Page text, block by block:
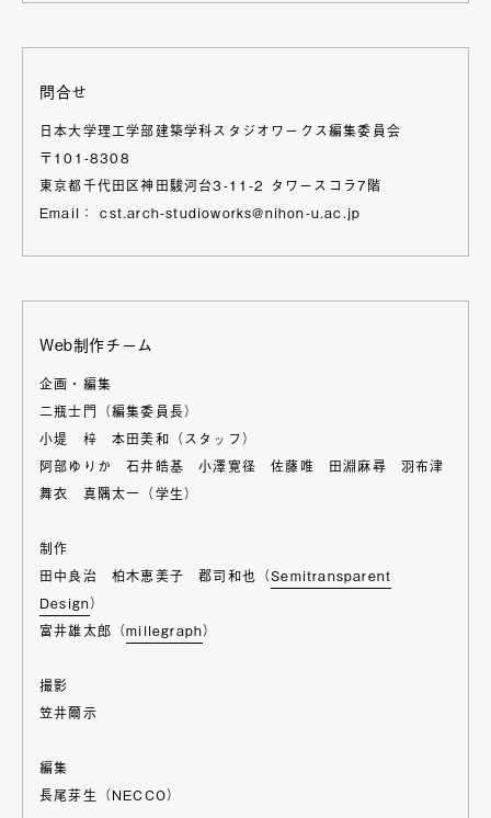
問合せ
日本大学理工学部建築学科スタジオワークス編集委員会
〒101-8308
東京都千代田区神田駿河台3-11-2 タワースコラ7階
Email： cst.arch-studioworks@nihon-u.ac.jp
Web制作チーム
企画・編集
二瓶士門（編集委員長）
小堤 梓 本田美和（スタッフ）
阿部ゆりか 石井皓基 小澤寛径 佐藤唯 田淵麻尋 羽布津
舞衣 真隅太一（学生）
制作
田中良治 柏木恵美子 郡司和也（Semitransparent
Design）
富井雄太郎（millegraph）
撮影
笠井爾示
編集
長尾芽生（NECCO）